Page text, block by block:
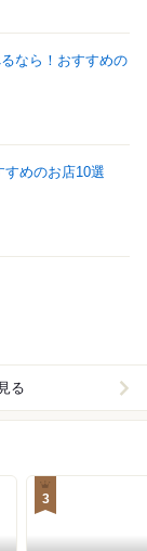
なら！おすすめの
めのお店10選
る
3